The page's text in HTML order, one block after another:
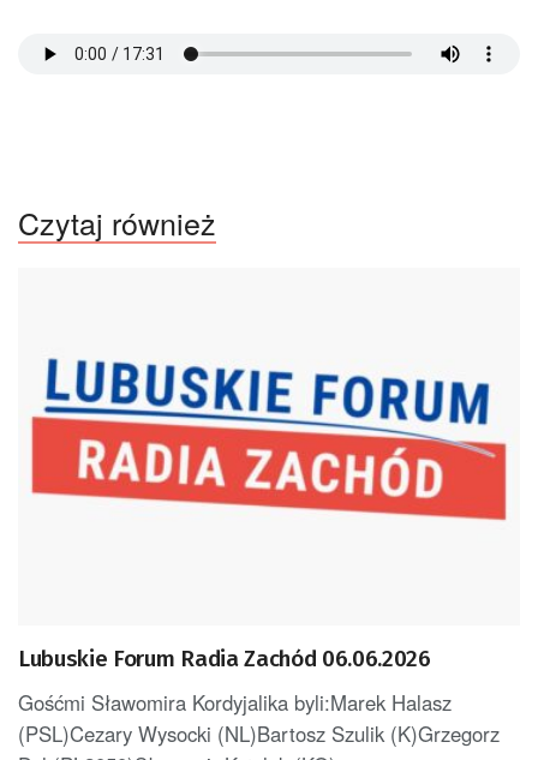
Czytaj również
Lubuskie Forum Radia Zachód 06.06.2026
Gośćmi Sławomira Kordyjalika byli:Marek Halasz
(PSL)Cezary Wysocki (NL)Bartosz Szulik (K)Grzegorz